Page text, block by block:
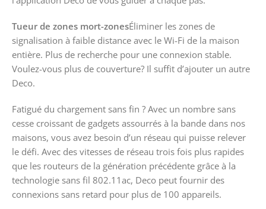
Tueur de zones mort-zonesÉliminer les zones de
signalisation à faible distance avec le Wi-Fi de la maison
entière. Plus de recherche pour une connexion stable.
Voulez-vous plus de couverture? Il suffit d’ajouter un autre
Deco.
Fatigué du chargement sans fin ? Avec un nombre sans
cesse croissant de gadgets assourrés à la bande dans nos
maisons, vous avez besoin d’un réseau qui puisse relever
le défi. Avec des vitesses de réseau trois fois plus rapides
que les routeurs de la génération précédente grâce à la
technologie sans fil 802.11ac, Deco peut fournir des
connexions sans retard pour plus de 100 appareils.